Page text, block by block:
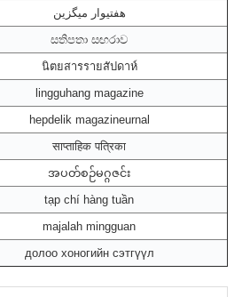
هفتيوار ميگزين
සතිපතා සඟරාව
นิตยสารรายสัปดาห์
lingguhang magazine
hepdelik magazineurnal
साप्ताहिक पत्रिका
အပတ်စဉ်မဂ္ဂဇင်း
tạp chí hàng tuần
majalah mingguan
долоо хоногийн сэтгүүл